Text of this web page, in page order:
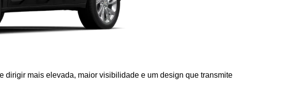
dirigir mais elevada, maior visibilidade e um design que transmite